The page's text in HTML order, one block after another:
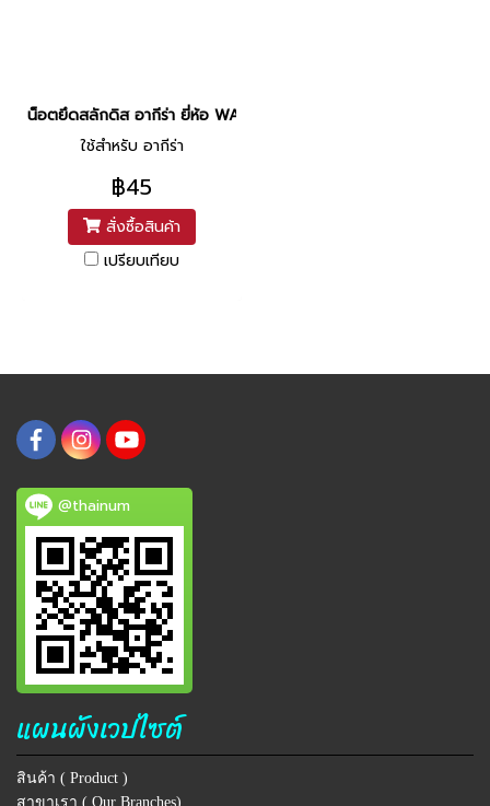
น็อตยึดสลักดิส อากีร่า ยี่ห้อ WASHI
ใช้สำหรับ อากีร่า
฿45
สั่งซื้อสินค้า
เปรียบเทียบ
@thainum
แผนผังเวปไซต์
สินค้า ( Product )
สาขาเรา ( Our Branches)